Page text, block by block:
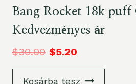
Bang Rocket 18k puff
Kedvezményes ár
$30.00 $5.20
Kosárba tesz